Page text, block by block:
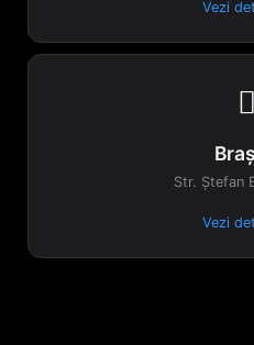
Vezi

Str. Ștefan
Vezi